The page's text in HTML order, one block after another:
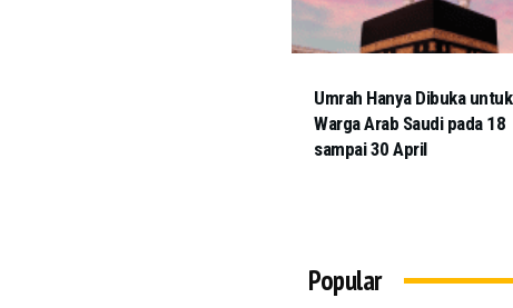
Umrah Hanya Dibuka untuk
Warga Arab Saudi pada 18
sampai 30 April
Popular